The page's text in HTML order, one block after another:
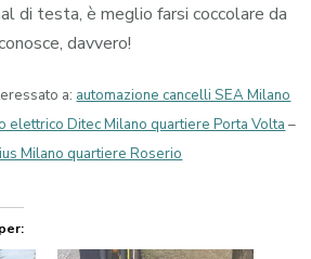
di testa, è meglio farsi coccolare da
davvero!
a: automazione cancelli SEA Milano
elettrico Ditec Milano quartiere Porta Volta –
Milano quartiere Roserio